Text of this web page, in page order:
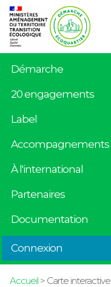
Démarche
20 engagements
Label
Accompagnements
À l'international
Partenaires
Documentation
Connexion
Accueil> Carte interactive